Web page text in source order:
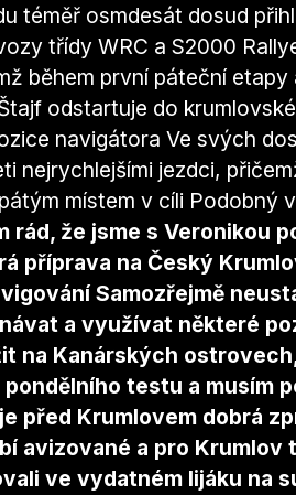
téměř osmdesát dosud
třídy WRC a S2000
během první páteční
odstartuje do
navigátora Ve svých
nejrychlejšími jezdci,
místem v cíli Podobný
rád, že jsme s Veronikou
příprava na Český
Samozřejmě
a využívat některé
na Kanárských
testu a musím
před Krumlovem dobrá
avizované a pro
ve vydatném lijáku na